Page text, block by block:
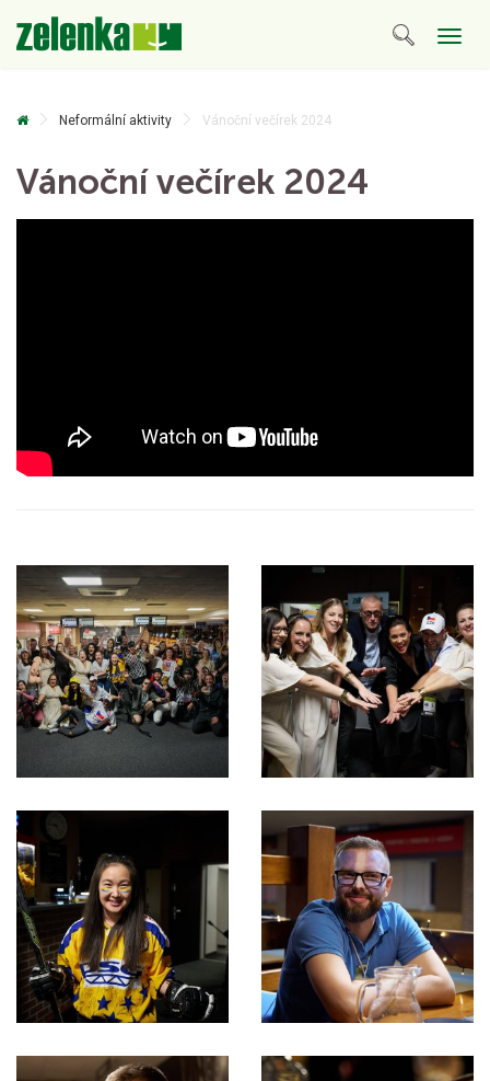
Neformální aktivity Vánoční večírek 2024
Vánoční večírek 2024